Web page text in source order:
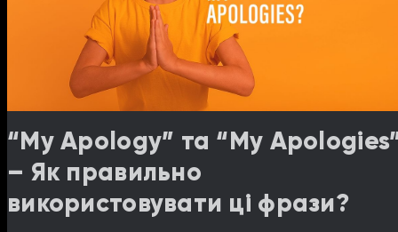
“My Apology” та “My
– Як правильно
використовувати ці фрази?